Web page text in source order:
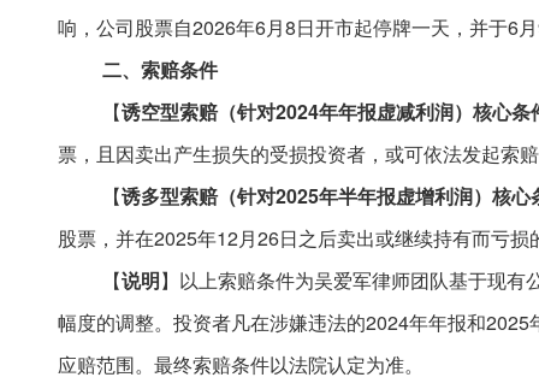
响，公司股票自2026年6月8日开市起停牌一天，并于6
二、索赔条件
【诱空型索赔（针对2024年年报虚减利润）核心条
票，且因卖出产生损失的受损投资者，或可依法发起索
【诱多型索赔（针对2025年半年报虚增利润）核心
股票，并在2025年12月26日之后卖出或继续持有而亏
【说明】以上索赔条件为吴爱军律师团队基于现
幅度的调整。投资者凡在涉嫌违法的2024年年报和2025
应赔范围。最终索赔条件以法院认定为准。